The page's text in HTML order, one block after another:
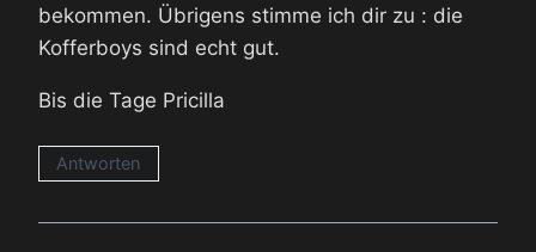
bekommen. Übrigens stimme ich dir zu : die
Kofferboys sind echt gut.
Bis die Tage Pricilla
Antworten